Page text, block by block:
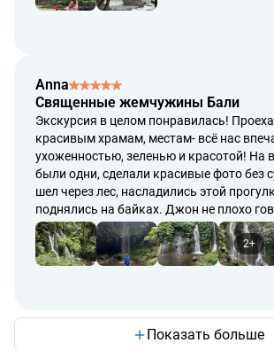
Anna
Священные жемчужины Бали
Экскурсия в целом понравилась!
красивым храмам, местам- всё нас
ухоженностью, зеленью и красотой! На
были одни, сделали красивые фото без
шел через лес, насладились этой
поднялись на байках. Джон не плохо
русски. Поддерживали беседу во время
2+
Показать больше